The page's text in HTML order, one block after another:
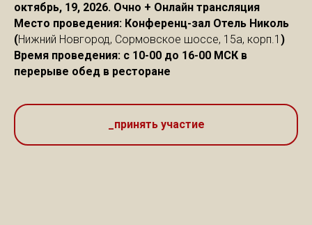
октябрь, 19, 2026. Очно + Онлайн трансляция
Место проведения: Конференц-зал Отель Николь
(Нижний Новгород, Сормовское шоссе, 15а, корп.1 )
Время проведения: с 10-00 до 16-00 МСК в
перерыве обед в ресторане
_принять участие